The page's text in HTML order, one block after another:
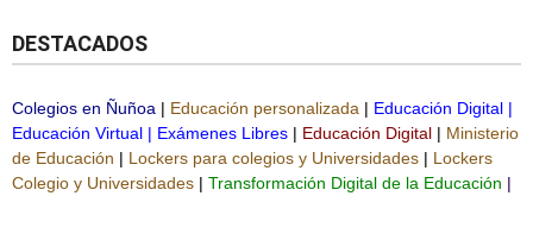
DESTACADOS
Colegios en Ñuñoa | Educación personalizada | Educación Digital |
Educación Virtual | Exámenes Libres | Educación Digital | Ministerio
de Educación | Lockers para colegios y Universidades | Lockers
Colegio y Universidades | Transformación Digital de la Educación |